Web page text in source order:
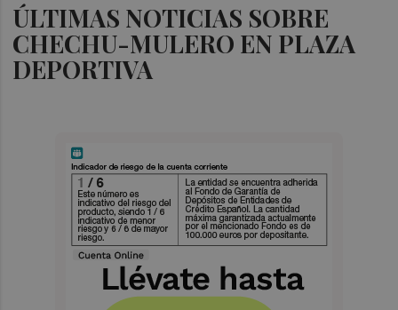
ÚLTIMAS NOTICIAS SOBRE
CHECHU-MULERO EN PLAZA
DEPORTIVA